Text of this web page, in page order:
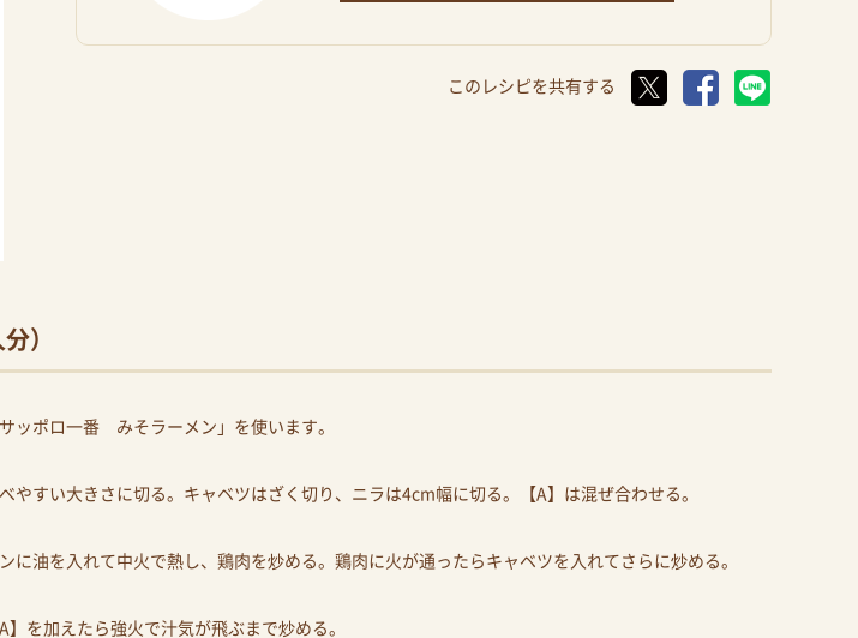
このレシピを共有する
）
ッポロ一番 みそラーメン」を使います。
やすい大きさに切る。キャベツはざく切り、ニラは4cm幅に切る。【A】は混ぜ合わせる。
に油を入れて中火で熱し、鶏肉を炒める。鶏肉に火が通ったらキャベツを入れてさらに炒める。
】を加えたら強火で汁気が飛ぶまで炒める。